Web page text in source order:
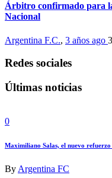
Árbitro confirmado para
Nacional
Argentina F.C., 3 años ago
Redes sociales
Últimas noticias
0
Maximiliano Salas, el nuevo
By Argentina FC